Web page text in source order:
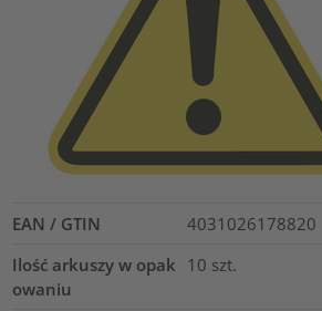
EAN / GTIN
4031026178820
Ilość arkuszy w opak
owaniu
10 szt.